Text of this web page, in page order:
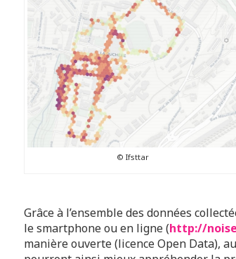
© Ifsttar
Grâce à l’ensemble des données
le smartphone ou en ligne (http://
manière ouverte (licence Open Data),